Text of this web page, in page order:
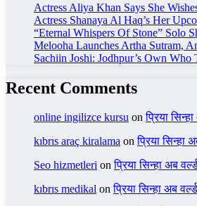
Actress Aliya Khan Says She
Actress Shanaya Al Haq’s Her
“Eternal Whispers Of Stone” Solo
Melooha Launches Artha Sutram,
Sachiin Joshi: Jodhpur’s Own
Recent Comments
online ingilizce kursu onप्रिया
kıbrıs araç kiralama onप्रिया सिन्हा
Seo hizmetleri onप्रिया सिन्हा अब
kıbrıs medikal onप्रिया सिन्हा अब